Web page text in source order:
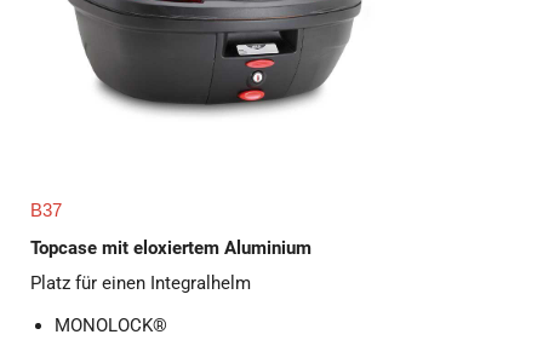
B37
Topcase mit eloxiertem Aluminium
Platz für einen Integralhelm
MONOLOCK®